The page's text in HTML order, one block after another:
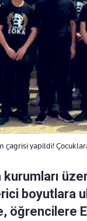
çagrisi yapildi!
kurumları
boyutlara
öğrencilere